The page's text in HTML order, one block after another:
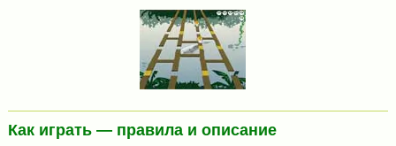
Как играть — правила и описание